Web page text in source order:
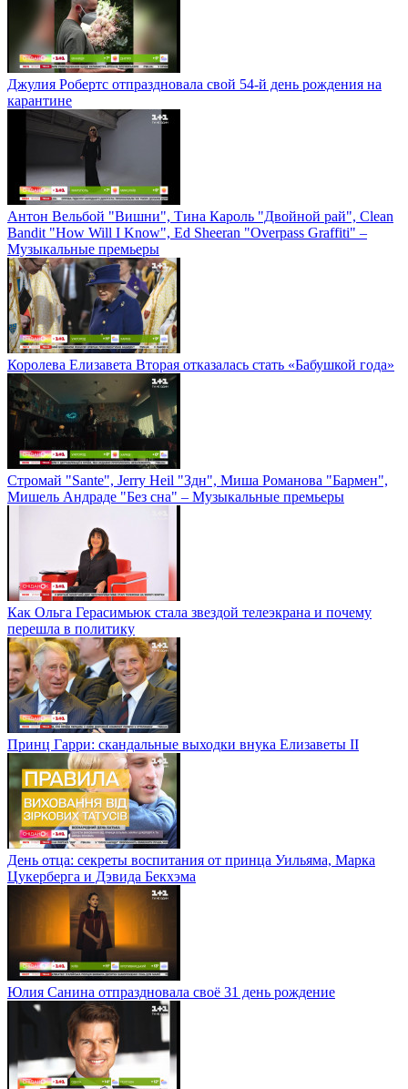
Джулия Робертс отпраздновала свой 54-й день рождения на
карантине
Антон Вельбой "Вишни", Тина Кароль "Двойной рай", Clean
Bandit "How Will I Know", Ed Sheeran "Overpass Graffiti" –
Музыкальные премьеры
Королева Елизавета Вторая отказалась стать «Бабушкой года»
Стромай "Sante", Jerry Heil "Здн", Миша Романова "Бармен",
Мишель Андраде "Без сна" – Музыкальные премьеры
Как Ольга Герасимьюк стала звездой телеэкрана и почему
перешла в политику
Принц Гарри: скандальные выходки внука Елизаветы II
День отца: секреты воспитания от принца Уильяма, Марка
Цукерберга и Дэвида Бекхэма
Юлия Санина отпраздновала своё 31 день рождение